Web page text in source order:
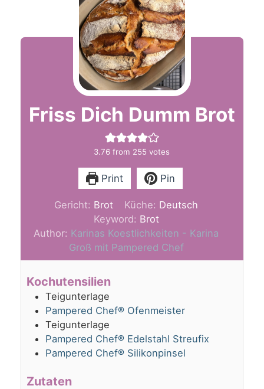
Friss Dich Dumm Brot
3.76 from 255 votes
Print Pin
Gericht: Brot Küche: Deutsch
Keyword: Brot
Author: Karinas Koestlichkeiten - Karina
Groß mit Pampered Chef
Kochutensilien
Teigunterlage
Pampered Chef® Ofenmeister
Teigunterlage
Pampered Chef® Edelstahl Streufix
Pampered Chef® Silikonpinsel
Zutaten